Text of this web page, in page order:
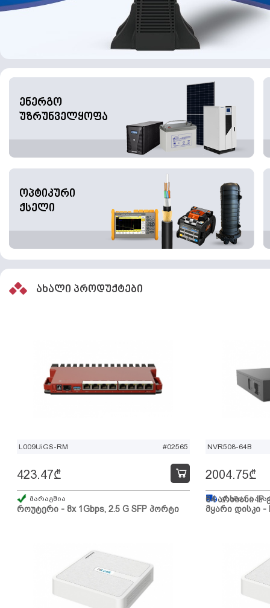
ენერგო
უზრუნველყოფა
ოპტიკური
ქსელი
ახალი პროდუქტები
L009UiGS-RM #02565
როუტერი - 8x 1Gbps, 2.5 G SFP პორტი
423.47₾
მარაგშია
NVR508-64B
64 არხიანი IP
მყარი დისკი -
2004.75₾
გზაშია,